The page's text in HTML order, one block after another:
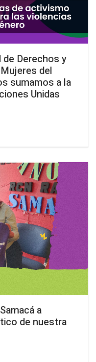
de Derechos y
del
sumamos a la
Unidas
a
de nuestra